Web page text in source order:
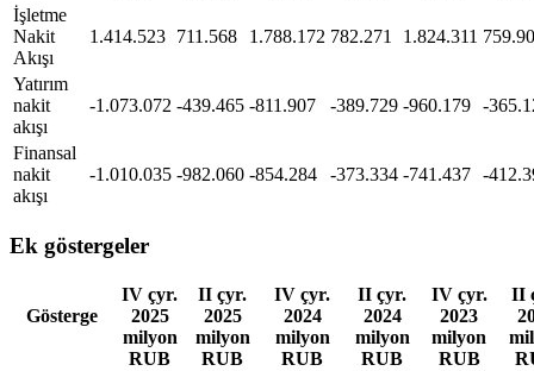
İşletme
Nakit
Akışı
1.414.523 711.568 1.788.172 782.271 1.824.311
Yatırım
nakit
akışı
-1.073.072 -439.465 -811.907 -389.729 -960.179 -
Finansal
nakit
akışı
-1.010.035 -982.060 -854.284 -373.334 -741.437 -
Ek göstergeler
Gösterge
IV çyr.
2025
milyon
RUB
II çyr.
2025
milyon
RUB
IV çyr.
2024
milyon
RUB
II çyr.
2024
milyon
RUB
IV çyr.
2023
milyon
RUB
II